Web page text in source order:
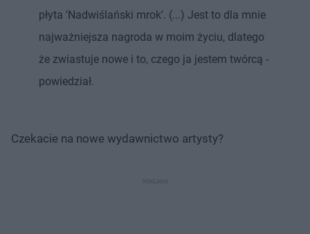
płyta 'Nadwiślański mrok'. (...) Jest to dla mnie
najważniejsza nagroda w moim życiu, dlatego
że zwiastuje nowe i to, czego ja jestem twórcą -
powiedział.
Czekacie na nowe wydawnictwo artysty?